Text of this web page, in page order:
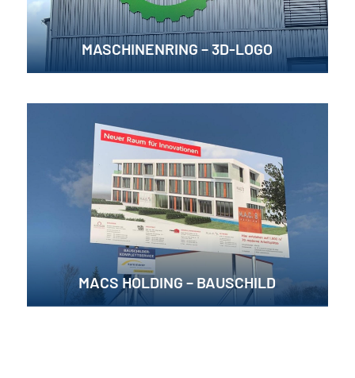
MASCHINENRING – 3D-LOGO
MACS HOLDING – BAUSCHILD